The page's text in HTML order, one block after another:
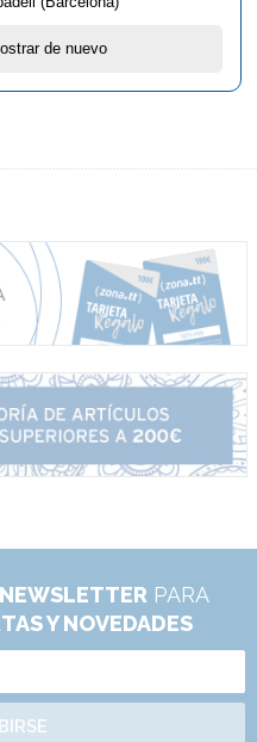
NEWSLETTER PARA
Y NOVEDADES
de nuevo